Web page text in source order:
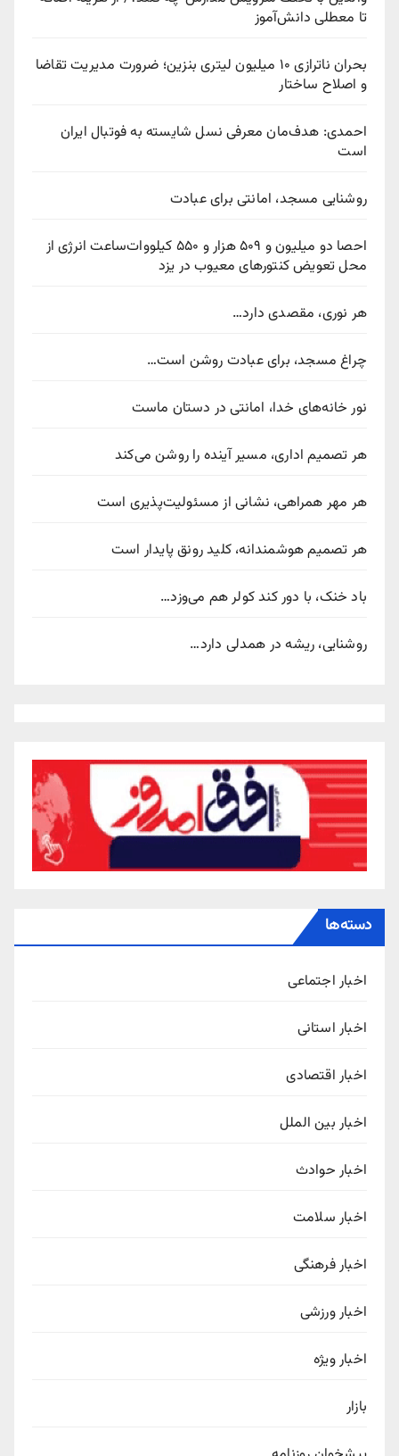
تا معطلی دانش‌آموز
بحران ناترازی ۱۰ میلیون لیتری بنزین؛ ضرورت مدیریت تقاضا
و اصلاح ساختار
احمدی: هدف‌مان معرفی نسل شایسته به فوتبال ایران
است
روشنایی مسجد، امانتی برای عبادت
احصا دو میلیون و ۵۰۹ هزار و ۵۵۰ کیلووات‌ساعت انرژی از
محل تعویض کنتورهای معیوب در یزد
هر نوری، مقصدی دارد…
چراغ مسجد، برای عبادت روشن است…
نور خانه‌های خدا، امانتی در دستان ماست
هر تصمیم اداری، مسیر آینده را روشن می‌کند
هر مهر همراهی، نشانی از مسئولیت‌پذیری است
هر تصمیم هوشمندانه، کلید رونق پایدار است
باد خنک، با دور کند کولر هم می‌وزد…
روشنایی، ریشه در همدلی دارد…
دسته‌ها
اخبار اجتماعی
اخبار استانی
اخبار اقتصادی
اخبار بین الملل
اخبار حوادث
اخبار سلامت
اخبار فرهنگی
اخبار ورزشی
اخبار ویژه
بازار